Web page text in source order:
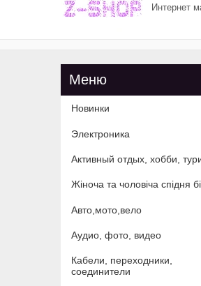
Интернет
Новинки
Электроника
Активный отдых, хобби,
Жіноча та чоловіча спідня
Авто,мото,вело
Аудио, фото, видео
Кабели, переходники,
соединители